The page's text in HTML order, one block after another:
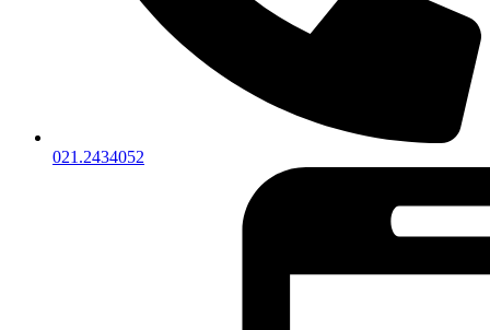
021.2434052